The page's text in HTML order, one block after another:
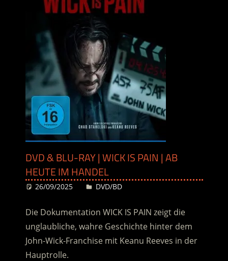
DVD & BLU-RAY | WICK IS PAIN | AB
HEUTE IM HANDEL
26/09/2025 Desiree
DVD/BD
Die Dokumentation WICK IS PAIN zeigt die
unglaubliche, wahre Geschichte hinter dem
John-Wick-Franchise mit Keanu Reeves in der
Hauptrolle.